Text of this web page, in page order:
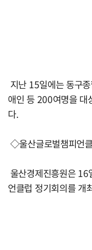
지난 15일에는 동구
애인 등 200여명을 대
다.
◇울산글로벌챔피언
울산경제진흥원은 16
언클럽 정기회의를 개